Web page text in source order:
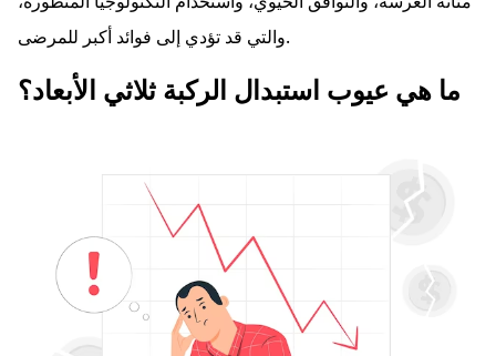
والتي قد تؤدي إلى فوائد أكبر للمرضى.
ما هي عيوب استبدال الركبة ثلاثي الأبعاد؟